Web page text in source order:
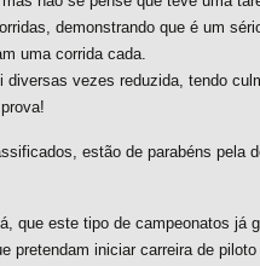
demonstrando que é um
uma corrida cada.
vezes reduzida, tendo
estão de parabéns pela
que este tipo de campeonatos já
pretendam iniciar carreira de